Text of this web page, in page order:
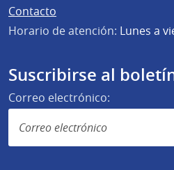
Contacto
Horario de atención: Lunes a
Suscribirse al
Correo electrónico: